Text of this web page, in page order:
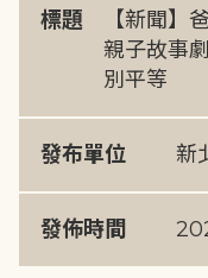
標題
【新聞】
親子故事
別平等
發布單位 新
發佈時間